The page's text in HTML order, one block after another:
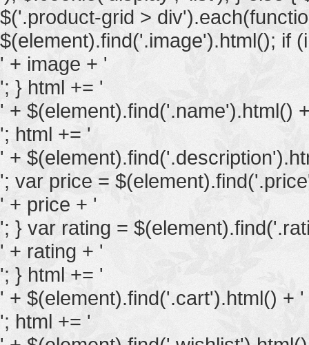
$('.product-grid >
$(element).find('.image').html(); if
' + image + '
'; } html += '
' + $(element).find('.name').html()
'; html += '
' +
'; var price =
' + price + '
'; } var rating =
' + rating + '
'; } html += '
' + $(element).find('.cart').html() + '
'; html += '